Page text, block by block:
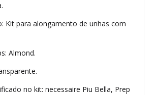
Kit para alongamento de unhas com
Almond.
no kit: necessaire Piu Bella, Prep